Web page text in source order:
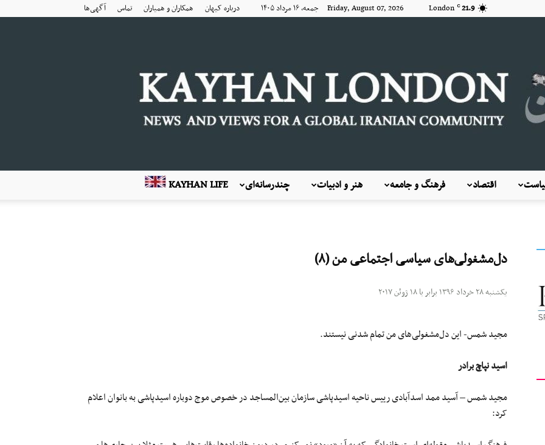
21.9
C
London Friday, August 07, 2026 جمعه, ۱۶ مرداد ۱۴۰۵ درباره کیهان همکاران و همیاران تماس آگهی‌ها
کیهان
KAYHAN LIFE چندرسانه‌ای هنر و ادبیات فرهنگ و جامعه اقتصاد
دل‌مشغولی‌های سیاسی اجتماعی من (۸)
یکشنبه ۲۸ خرداد ۱۳۹۶ برابر با ۱۸ ژوئن ۲۰۱۷
مجید شمس- این دل‌مشغولی‌های من تمام شدنی نیستند.
اسید نپاچ برادر
مجید شمس – آسید ممد اسدآبادی رییس ناحیه اسیدپاشی سازمان بین‌المساجد در خصوص موج دوباره اسیدپاشی به بانوان اعلام
کرد: